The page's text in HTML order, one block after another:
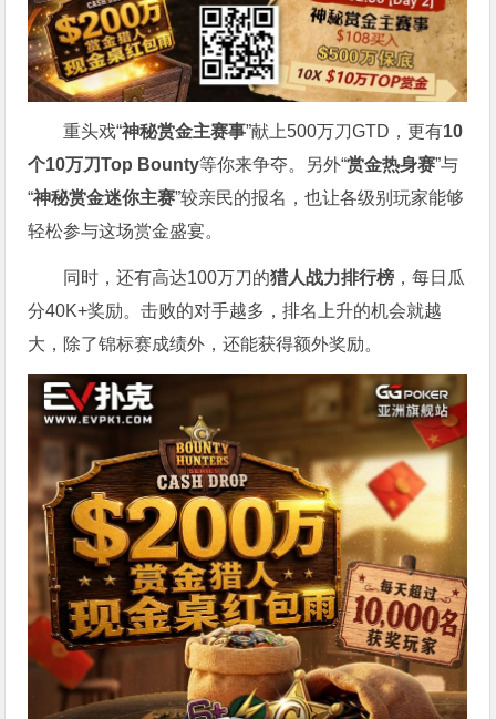
重头戏“神秘赏金主赛事”献上500万刀GTD，更有10
个10万刀Top Bounty等你来争夺。另外“赏金热身赛”与
“神秘赏金迷你主赛”较亲民的报名，也让各级别玩家能够
轻松参与这场赏金盛宴。
同时，还有高达100万刀的猎人战力排行榜 ，每日瓜
分40K+奖励。击败的对手越多，排名上升的机会就越
大，除了锦标赛成绩外，还能获得额外奖励。